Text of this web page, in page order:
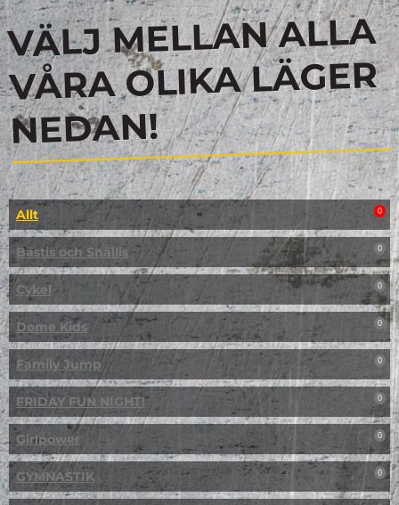
VÄLJ MELLAN ALLA
VÅRA OLIKA LÄGER
NEDAN!
Allt 0
Bästis och Snällis 0
Cykel 0
Dome Kids 0
Family Jump 0
FRIDAY FUN NIGHT! 0
Girlpower 0
GYMNASTIK 0